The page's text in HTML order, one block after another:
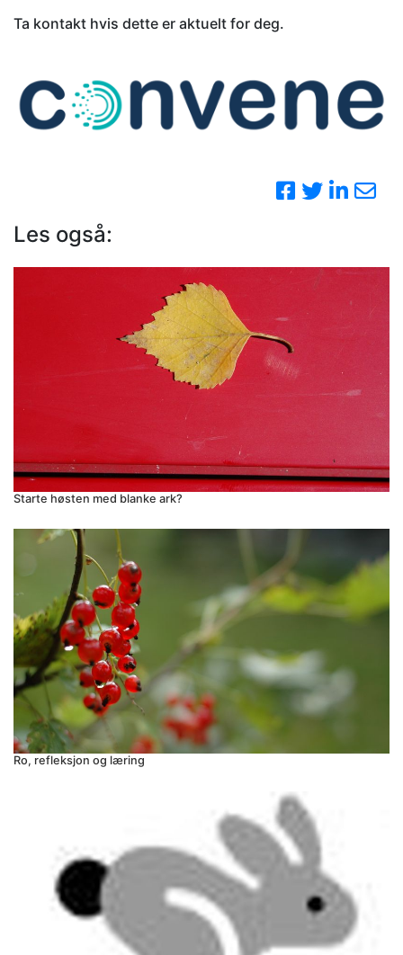
Ta kontakt hvis dette er aktuelt for deg.
Les også:
Starte høsten med blanke ark?
Ro, refleksjon og læring